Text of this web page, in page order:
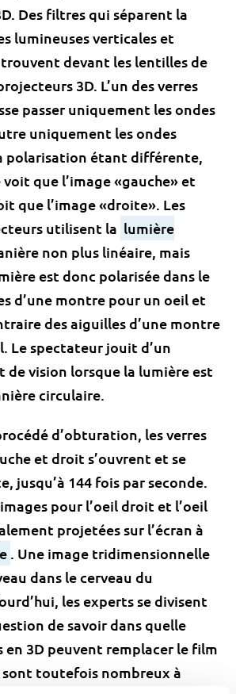
Des filtres qui séparent la
lumineuses verticales et
devant les lentilles de
3D. L’un des verres
passer uniquement les ondes
uniquement les ondes
polarisation étant différente,
voit que l’image «gauche» et
que l’image «droite». Les
utilisent la lumière
non plus linéaire, mais
est donc polarisée dans le
d’une montre pour un oeil et
des aiguilles d’une montre
Le spectateur jouit d’un
vision lorsque la lumière est
circulaire.
d’obturation, les verres
et droit s’ouvrent et se
jusqu’à 144 fois par seconde.
pour l’oeil droit et l’oeil
projetées sur l’écran à
. Une image tridimensionnelle
dans le cerveau du
les experts se divisent
de savoir dans quelle
en 3D peuvent remplacer le film
toutefois nombreux à